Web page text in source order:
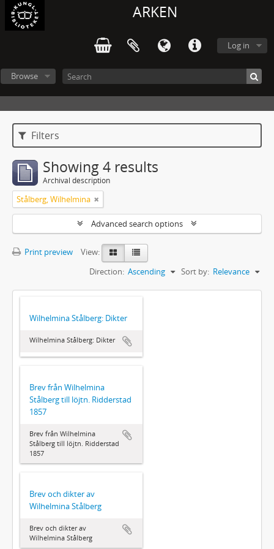
ARKEN
Log in
Browse
Filters
Showing 4 results
Archival description
Stålberg, Wilhelmina
Advanced search options
Print preview
View:
Sort by: Relevance
Direction: Ascending
Wilhelmina Stålberg: Dikter
Wilhelmina Stålberg: Dikter
Brev från Wilhelmina
Stålberg till löjtn. Ridderstad
1857
Brev från Wilhelmina
Stålberg till löjtn. Ridderstad
1857
Brev och dikter av
Wilhelmina Stålberg
Brev och dikter av
Wilhelmina Stålberg